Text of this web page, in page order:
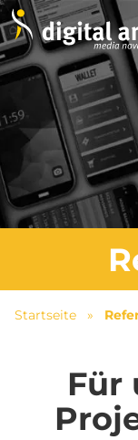
Startseite »
Für